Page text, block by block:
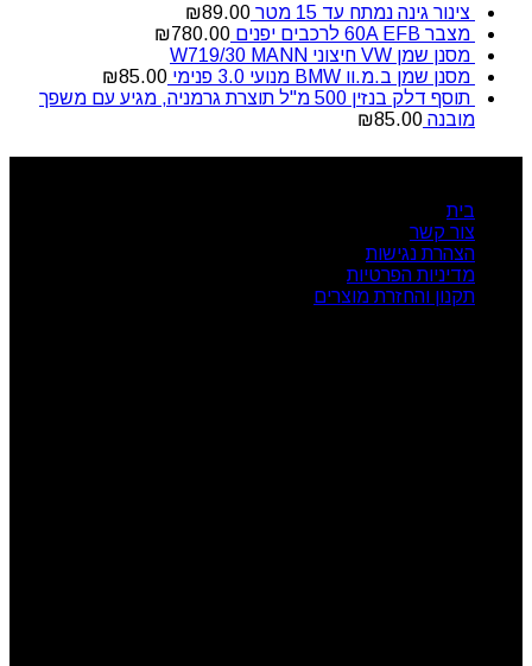
צינור גינה נמתח עד 15 מטר ₪89.00
מצבר 60A EFB לרכבים יפנים
₪780.00
מסנן שמן VW חיצוני W719/30 MANN
מסנן שמן ב.מ.וו BMW מנועי 3.0 פנימי
₪85.00
תוסף דלק בנזין 500 מ"ל תוצרת גרמניה, מגיע עם משפך
מובנה
₪85.00
בית
צור קשר
הצהרת נגישות
מדיניות הפרטיות
תקנון והחזרת מוצרים